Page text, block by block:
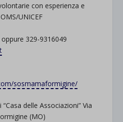
con esperienza e
UNICEF
329-9316049
sosmamaformigine/
delle Associazioni” Via
(MO)